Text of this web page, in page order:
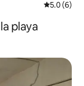
5.0 (6)
playa